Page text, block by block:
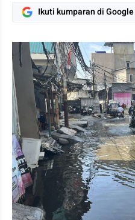
Ikuti kumparan di Google